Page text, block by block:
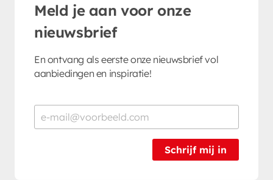
Meld je aan voor onze
nieuwsbrief
En ontvang als eerste onze nieuwsbrief vol
aanbiedingen en inspiratie!
Schrijf mij in